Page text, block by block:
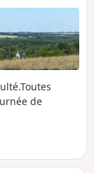
de